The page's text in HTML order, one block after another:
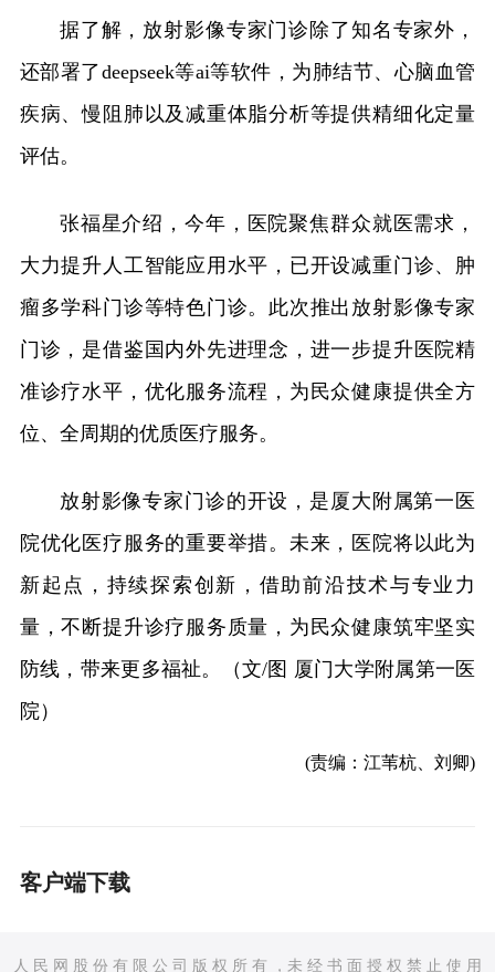
据了解，放射影像专家门诊除了知名专家外，
还部署了deepseek等ai等软件，为肺结节、心脑血管
疾病、慢阻肺以及减重体脂分析等提供精细化定量
评估。
张福星介绍，今年，医院聚焦群众就医需求，
大力提升人工智能应用水平，已开设减重门诊、肿
瘤多学科门诊等特色门诊。此次推出放射影像专家
门诊，是借鉴国内外先进理念，进一步提升医院精
准诊疗水平，优化服务流程，为民众健康提供全方
位、全周期的优质医疗服务。
放射影像专家门诊的开设，是厦大附属第一医
院优化医疗服务的重要举措。未来，医院将以此为
新起点，持续探索创新，借助前沿技术与专业力
量，不断提升诊疗服务质量，为民众健康筑牢坚实
防线，带来更多福祉。（文/图 厦门大学附属第一医
院）
(责编：江苇杭、刘卿)
客户端下载
人 民 网 股 份 有 限 公 司 版 权 所 有 ，未 经 书 面 授 权 禁 止 使 用